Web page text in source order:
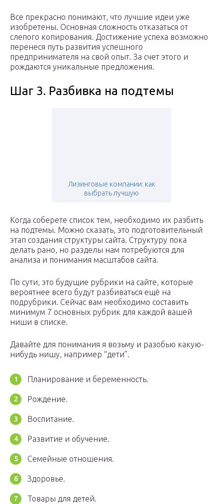
Все прекрасно понимают, что лучшие идеи уже
изобретены. Основная сложность отказаться от
слепого копирования. Достижение успеха возможно
перенеся путь развития успешного
предпринимателя на свой опыт. За счет этого и
рождаются уникальные предложения.
Шаг 3. Разбивка на подтемы
Лизинговые компании: как
выбрать лучшую
Когда соберете список тем, необходимо их разбить
на подтемы. Можно сказать, это подготовительный
этап создания структуры сайта. Структуру пока
делать рано, но разделы нам потребуются для
анализа и понимания масштабов сайта.
По сути, это будущие рубрики на сайте, которые
вероятнее всего будут разбиваться ещё на
подрубрики. Сейчас вам необходимо составить
минимум 7 основных рубрик для каждой вашей
ниши в списке.
Давайте для понимания я возьму и разобью какую-
нибудь нишу, например “дети”.
Планирование и беременность.
Рождение.
Воспитание.
Развитие и обучение.
Семейные отношения.
Здоровье.
Товары для детей.